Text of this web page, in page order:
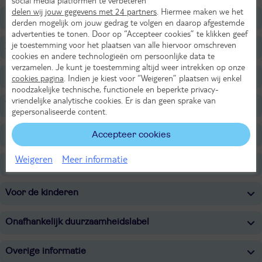
Restaurants/Bars
Zwembaden
Strand
Wellness
Sport & Activiteiten
Entertainment
Voor de kinderen
Onafhankelijk duurzaamheidslabel
Overige informatie
delen wij jouw gegevens met 24 partners . Hiermee maken we het
derden mogelijk om jouw gedrag te volgen en daarop afgestemde
advertenties te tonen. Door op “Accepteer cookies” te klikken geef
je toestemming voor het plaatsen van alle hiervoor omschreven
cookies en andere technologieën om persoonlijke data te
verzamelen. Je kunt je toestemming altijd weer intrekken op onze
cookies pagina . Indien je kiest voor “Weigeren” plaatsen wij enkel
noodzakelijke technische, functionele en beperkte privacy-
vriendelijke analytische cookies. Er is dan geen sprake van
gepersonaliseerde content.
Accepteer cookies
Weigeren Meer informatie